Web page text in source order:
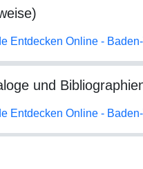
Entdecken Online -
und
Entdecken Online -